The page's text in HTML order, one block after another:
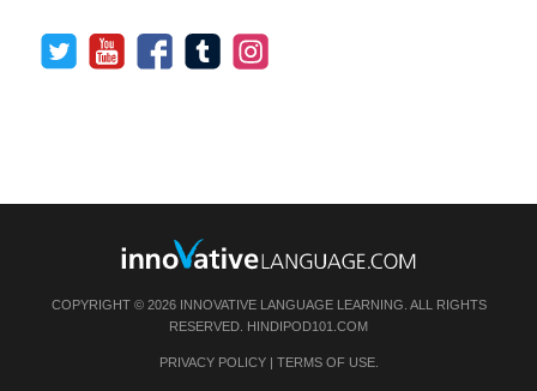
COPYRIGHT © 2026 INNOVATIVE LANGUAGE LEARNING. ALL RIGHTS
RESERVED. HINDIPOD101.COM
PRIVACY POLICY| TERMS OF USE.